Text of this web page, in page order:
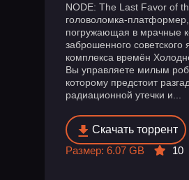
NODE: The Last Favor of
головоломка-платформер,
погружающая в мрачные
заброшенного советского
комплекса времён
Вы управляете милым
которому предстоит
радиационной утечки и...
Скачать торрент
Размер: 6.07 GB
10